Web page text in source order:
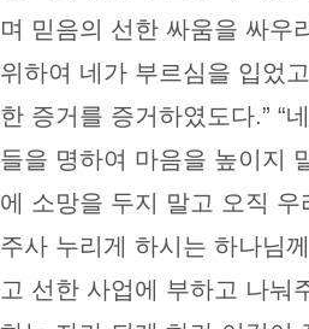
며 믿음의 선한 싸움을 싸우
위하여 네가 부르심을 입었
한 증거를 증거하였도다.” “
들을 명하여 마음을 높이지
에 소망을 두지 말고 오직 우
주사 누리게 하시는 하나님
고 선한 사업에 부하고 나눠